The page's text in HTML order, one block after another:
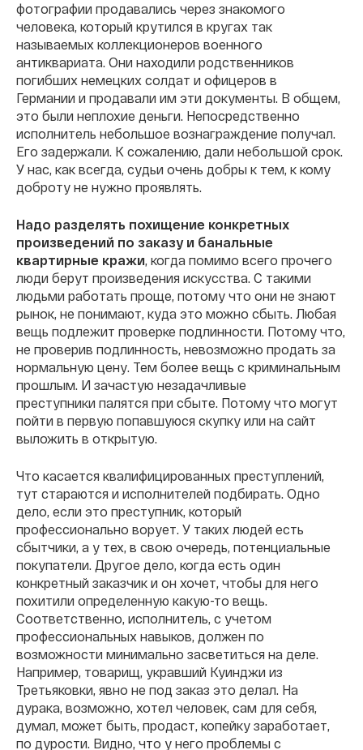
фотографии продавались через знакомого
человека, который крутился в кругах так
называемых коллекционеров военного
антиквариата. Они находили родственников
погибших немецких солдат и офицеров в
Германии и продавали им эти документы. В общем,
это были неплохие деньги. Непосредственно
исполнитель небольшое вознаграждение получал.
Его задержали. К сожалению, дали небольшой срок.
У нас, как всегда, судьи очень добры к тем, к кому
доброту не нужно проявлять.
Надо разделять похищение конкретных
произведений по заказу и банальные
квартирные кражи, когда помимо всего прочего
люди берут произведения искусства. С такими
людьми работать проще, потому что они не знают
рынок, не понимают, куда это можно сбыть. Любая
вещь подлежит проверке подлинности. Потому что,
не проверив подлинность, невозможно продать за
нормальную цену. Тем более вещь с криминальным
прошлым. И зачастую незадачливые
преступники палятся при сбыте. Потому что могут
пойти в первую попавшуюся скупку или на сайт
выложить в открытую.
Что касается квалифицированных преступлений,
тут стараются и исполнителей подбирать. Одно
дело, если это преступник, который
профессионально ворует. У таких людей есть
сбытчики, а у тех, в свою очередь, потенциальные
покупатели. Другое дело, когда есть один
конкретный заказчик и он хочет, чтобы для него
похитили определенную какую-то вещь.
Соответственно, исполнитель, с учетом
профессиональных навыков, должен по
возможности минимально засветиться на деле.
Например, товарищ, укравший Куинджи из
Третьяковки, явно не под заказ это делал. На
дурака, возможно, хотел человек, сам для себя,
думал, может быть, продаст, копейку заработает,
по дурости. Видно, что у него проблемы с